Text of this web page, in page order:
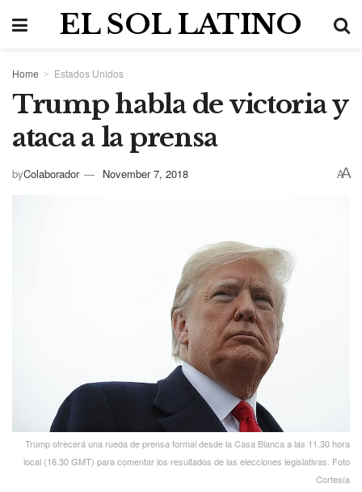
EL SOL LATINO
Home Estados Unidos
Trump habla de victoria y
ataca a la prensa
byColaborador November 7, 2018 AA
Trump ofrecerá una rueda de prensa formal desde la Casa Blanca a las 11.30 hora
local (16.30 GMT) para comentar los resultados de las elecciones legislativas. Foto
Cortesía